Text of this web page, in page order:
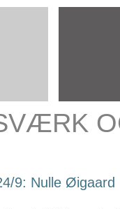
9: Nulle Øigaard